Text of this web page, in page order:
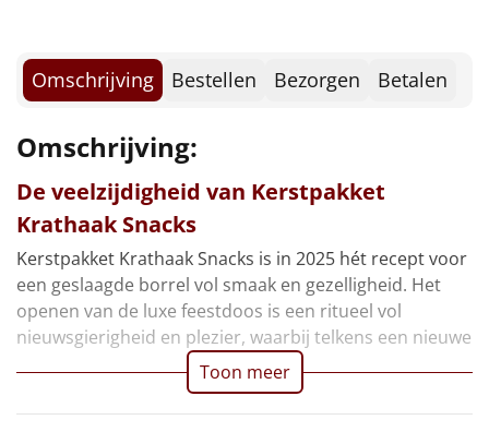
Slowcooker POPULAIR
Noodradio NIEUW
Deken (fleece plaid)
Alle artikelen
Overige
Ideeën
Omschrijving Bestellen Bezorgen Betalen
Omschrijving:
De veelzijdigheid van Kerstpakket
Krathaak Snacks
Kerstpakket Krathaak Snacks is in 2025 hét recept voor
een geslaagde borrel vol smaak en gezelligheid. Het
openen van de luxe feestdoos is een ritueel vol
nieuwsgierigheid en plezier, waarbij telkens een nieuwe
Toon meer